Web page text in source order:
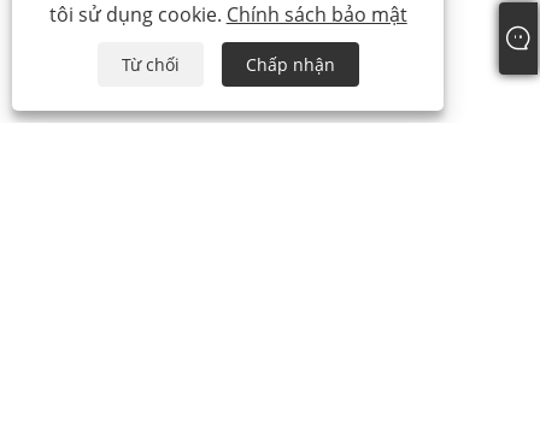
tôi sử dụng cookie. Chính sách bảo mật
Từ chối Chấp nhận